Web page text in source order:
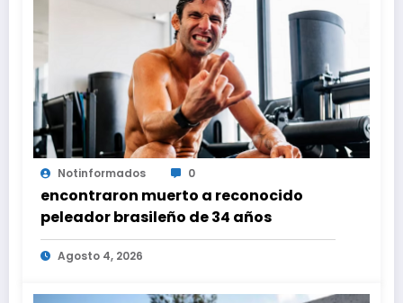
Notinformados 0
encontraron muerto a reconocido
peleador brasileño de 34 años
Agosto 4, 2026